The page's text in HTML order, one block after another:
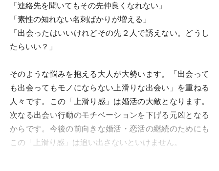
「連絡先を聞いてもその先仲良くなれない」
「素性の知れない名刺ばかりが増える」
「出会ったはいいけれどその先２人で誘えない。どうし
たらいい？」
そのような悩みを抱える大人が大勢います。「出会って
も出会ってもモノにならない上滑りな出会い」を重ねる
人々です。この「上滑り感」は婚活の大敵となります。
次なる出会い行動のモチベーションを下げる元凶となる
からです。今後の前向きな婚活・恋活の継続のためにも
この「上滑り感」は追い出さないといけません。